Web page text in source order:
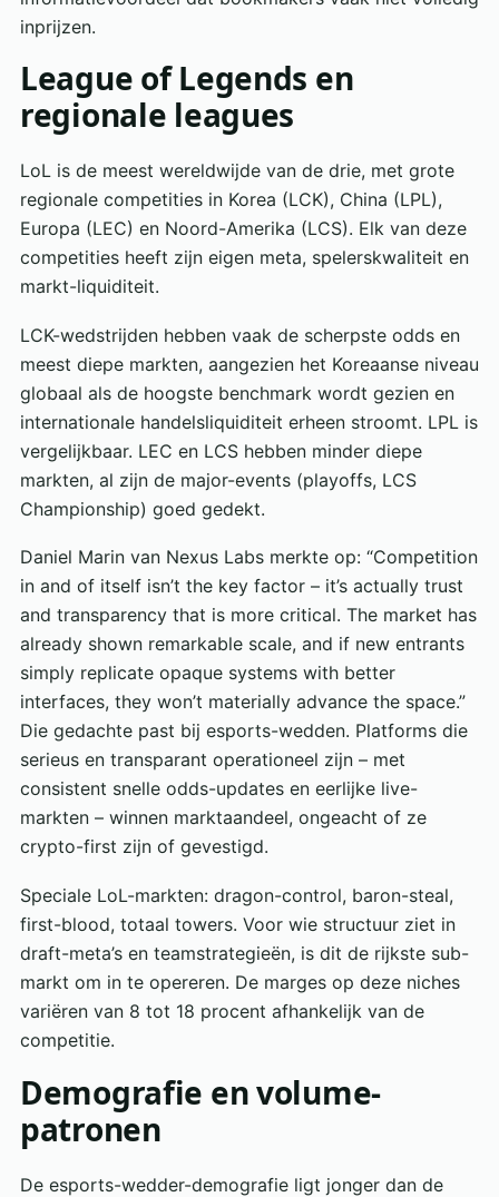
inprijzen.
League of Legends en
regionale leagues
LoL is de meest wereldwijde van de drie, met grote
regionale competities in Korea (LCK), China (LPL),
Europa (LEC) en Noord-Amerika (LCS). Elk van deze
competities heeft zijn eigen meta, spelerskwaliteit en
markt-liquiditeit.
LCK-wedstrijden hebben vaak de scherpste odds en
meest diepe markten, aangezien het Koreaanse niveau
globaal als de hoogste benchmark wordt gezien en
internationale handelsliquiditeit erheen stroomt. LPL is
vergelijkbaar. LEC en LCS hebben minder diepe
markten, al zijn de major-events (playoffs, LCS
Championship) goed gedekt.
Daniel Marin van Nexus Labs merkte op: “Competition
in and of itself isn’t the key factor – it’s actually trust
and transparency that is more critical. The market has
already shown remarkable scale, and if new entrants
simply replicate opaque systems with better
interfaces, they won’t materially advance the space.”
Die gedachte past bij esports-wedden. Platforms die
serieus en transparant operationeel zijn – met
consistent snelle odds-updates en eerlijke live-
markten – winnen marktaandeel, ongeacht of ze
crypto-first zijn of gevestigd.
Speciale LoL-markten: dragon-control, baron-steal,
first-blood, totaal towers. Voor wie structuur ziet in
draft-meta’s en teamstrategieën, is dit de rijkste sub-
markt om in te opereren. De marges op deze niches
variëren van 8 tot 18 procent afhankelijk van de
competitie.
Demografie en volume-
patronen
De esports-wedder-demografie ligt jonger dan de